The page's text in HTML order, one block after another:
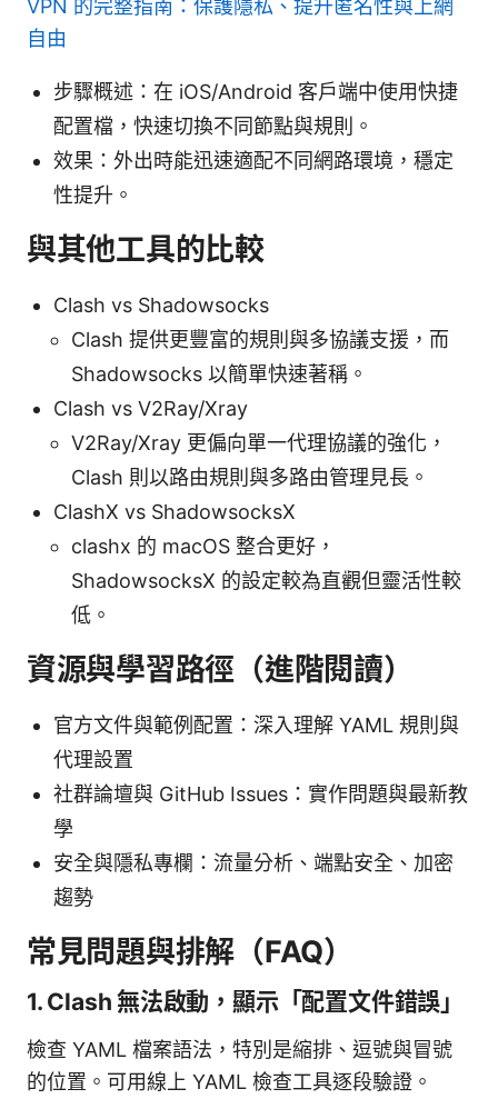
VPN 的完整指南：保護隱私、提升匿名性與上網
自由
步驟概述：在 iOS/Android 客戶端中使用快捷
配置檔，快速切換不同節點與規則。
效果：外出時能迅速適配不同網路環境，穩定
性提升。
與其他工具的比較
Clash vs Shadowsocks
Clash 提供更豐富的規則與多協議支援，而
Shadowsocks 以簡單快速著稱。
Clash vs V2Ray/Xray
V2Ray/Xray 更偏向單一代理協議的強化，
Clash 則以路由規則與多路由管理見長。
ClashX vs ShadowsocksX
clashx 的 macOS 整合更好，
ShadowsocksX 的設定較為直觀但靈活性較
低。
資源與學習路徑（進階閱讀）
官方文件與範例配置：深入理解 YAML 規則與
代理設置
社群論壇與 GitHub Issues：實作問題與最新教
學
安全與隱私專欄：流量分析、端點安全、加密
趨勢
常見問題與排解（FAQ）
1. Clash 無法啟動，顯示「配置文件錯誤」
檢查 YAML 檔案語法，特別是縮排、逗號與冒號
的位置。可用線上 YAML 檢查工具逐段驗證。